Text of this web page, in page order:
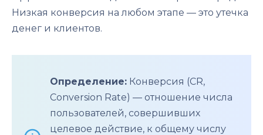
Низкая конверсия на любом этапе — это утечка
денег и клиентов.
Определение: Конверсия (CR,
Conversion Rate) — отношение числа
пользователей, совершивших
целевое действие, к общему числу